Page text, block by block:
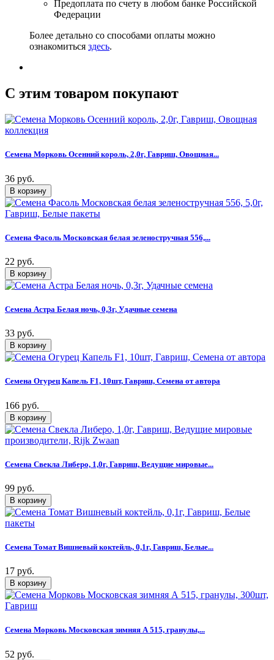
Предоплата по счету в любом банке Российской
Федерации
Более детально со способами оплаты можно
ознакомиться здесь.
C этим товаром покупают
Семена Морковь Осенний король, 2,0г, Гавриш, Овощная...
36 руб.
Семена Фасоль Московская белая зеленостручная 556,...
22 руб.
Семена Астра Белая ночь, 0,3г, Удачные семена
33 руб.
Семена Огурец Капель F1, 10шт, Гавриш, Семена от автора
166 руб.
Семена Свекла Либеро, 1,0г, Гавриш, Ведущие мировые...
99 руб.
Семена Томат Вишневый коктейль, 0,1г, Гавриш, Белые...
17 руб.
Семена Морковь Московская зимняя А 515, гранулы,...
52 руб.